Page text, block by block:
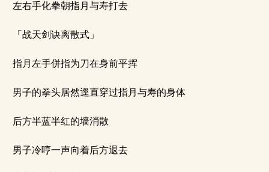
左右手化拳朝指月与寿打去
「战天剑诀离散式」
指月左手併指为刀在身前平挥
男子的拳头居然逕直穿过指月与寿的身体
后方半蓝半红的墙消散
男子冷哼一声向着后方退去